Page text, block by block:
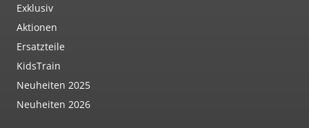
Exklusiv
Aktionen
Ersatzteile
KidsTrain
Neuheiten 2025
Neuheiten 2026